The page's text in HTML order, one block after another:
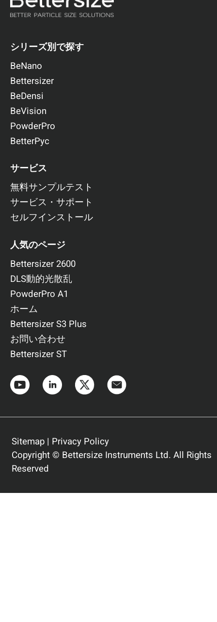
シリーズ別で探す
BeNano
Bettersizer
BeDensi
BeVision
PowderPro
BetterPyc
サービス
無料サンプルテスト
サービス・サポート
セルフインストール
人気のページ
Bettersizer 2600
DLS動的光散乱
PowderPro A1
ホーム
Bettersizer S3 Plus
お問い合わせ
Bettersizer ST
Sitemap | Privacy Policy
Copyright © Bettersize Instruments Ltd. All Rights
Reserved